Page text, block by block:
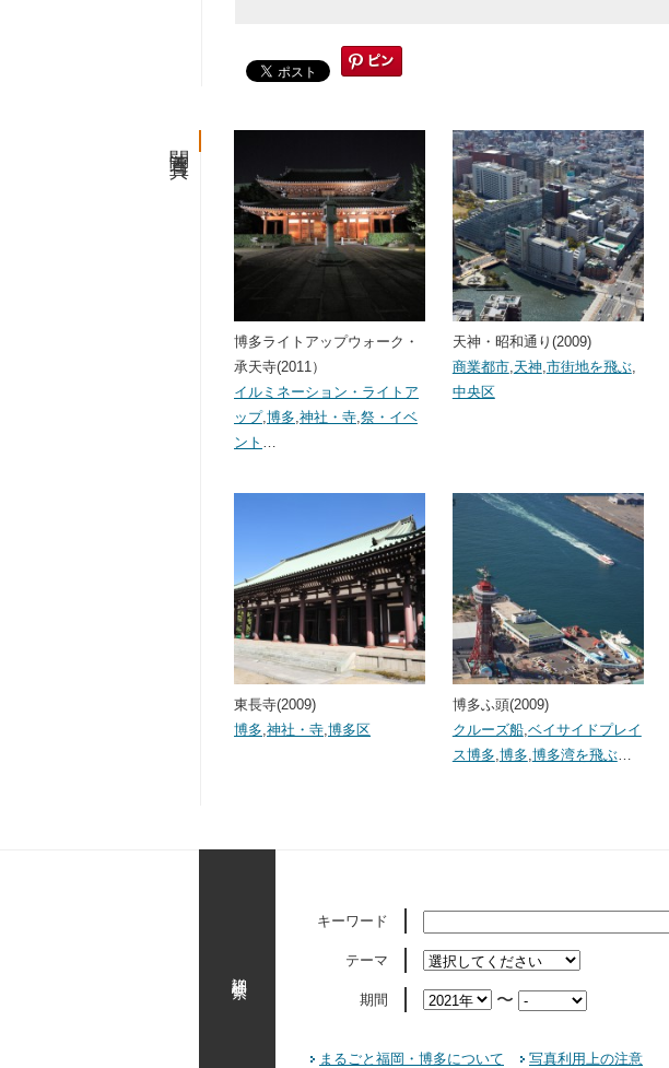
博多ライトアップウォーク・
承天寺(2011）
イルミネーション・ライトア
ップ, 博多 神社・寺 祭・イベ
ント
天神・昭和通り(2009)
商業都市, 天神, 市街地を飛ぶ,
中央区
東長寺(2009)
博多 神社・寺 博多区
博多ふ頭(2009)
クルーズ船, ベイサイドプレイ
ス博多 博多 博多湾を飛ぶ…
キーワード
テーマ
期間 〜
まるごと福岡・博多について 写真利用上の注意